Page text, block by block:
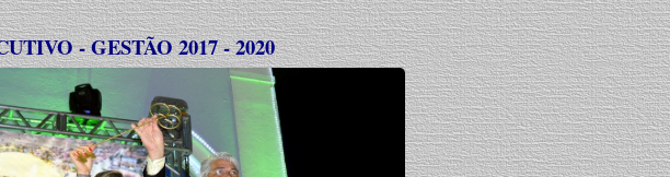
- GESTÃO 2017 - 2020